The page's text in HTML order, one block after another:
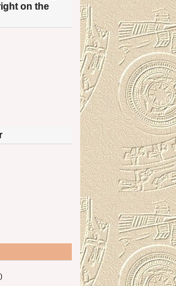
on the